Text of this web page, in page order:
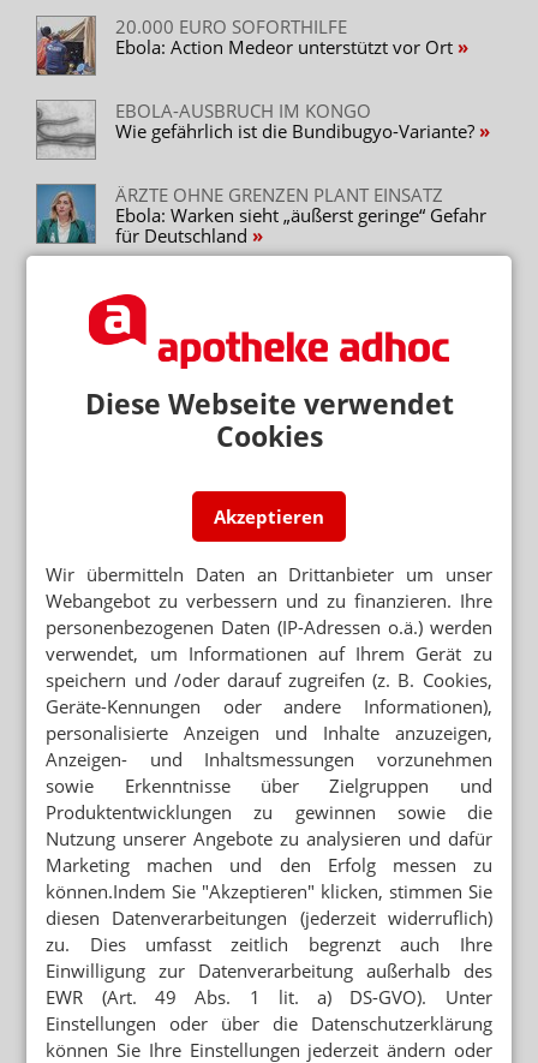
Diese Webseite verwendet
Cookies
Akzeptieren
Wir übermitteln Daten an Drittanbieter um unser
Webangebot zu verbessern und zu finanzieren. Ihre
personenbezogenen Daten (IP-Adressen o.ä.) werden
verwendet, um Informationen auf Ihrem Gerät zu
speichern und /oder darauf zugreifen (z. B. Cookies,
Geräte-Kennungen oder andere Informationen),
personalisierte Anzeigen und Inhalte anzuzeigen,
Anzeigen- und Inhaltsmessungen vorzunehmen
sowie Erkenntnisse über Zielgruppen und
Produktentwicklungen zu gewinnen sowie die
Nutzung unserer Angebote zu analysieren und dafür
Marketing machen und den Erfolg messen zu
können.Indem Sie "Akzeptieren" klicken, stimmen Sie
diesen Datenverarbeitungen (jederzeit widerruflich)
zu. Dies umfasst zeitlich begrenzt auch Ihre
Einwilligung zur Datenverarbeitung außerhalb des
EWR (Art. 49 Abs. 1 lit. a) DS-GVO). Unter
Einstellungen oder über die Datenschutzerklärung
können Sie Ihre Einstellungen jederzeit ändern oder
20.000 EURO SOFORTHILFE
Ebola: Action Medeor unterstützt vor Ort
EBOLA-AUSBRUCH IM KONGO
Wie gefährlich ist die Bundibugyo-Variante?
ÄRZTE OHNE GRENZEN PLANT EINSATZ
Ebola: Warken sieht „äußerst geringe“ Gefahr
für Deutschland
Neuere Artikel zum Thema
STEFAN QUANDT UNTERSTÜTZT ACTION
MEDEOR
GESUNDHEITSZUSTAND STABIL
AUSBRUCH NICHT UNTER KONTROLLE
BUNDIBUGYO-VIRUS
Ebola-Variante: Moderna will Impfstoff
entwickeln
EBOLA-AUSBRUCH IM KONGO
WHO-Chef fordert bessere Koordination
Mehr zum Thema
RETAXATIONEN IM GRIFF
Weniger Retax: „Bin begeistert vom E-Rezept“
WEGEN GKV-SPARPAKET
Zuzahlung: Neuer Abda-Handzettel
HORMONTHERAPIE
Bobzin übernimmt bei Besins